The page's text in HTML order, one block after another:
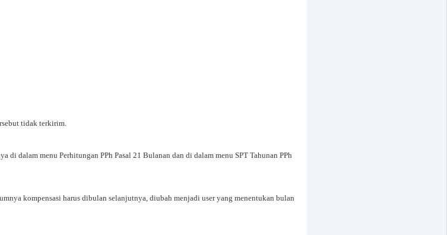
tidak terkirim.
dalam menu Perhitungan PPh Pasal 21 Bulanan dan di dalam menu SPT Tahunan PPh
kompensasi harus dibulan selanjutnya, diubah menjadi user yang menentukan bulan